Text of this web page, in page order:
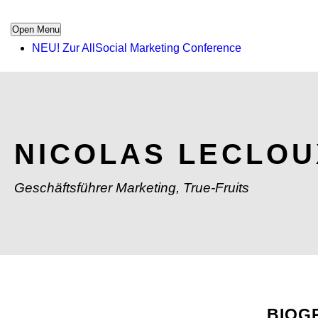
Open Menu
NEU! Zur AllSocial Marketing Conference
NICOLAS
Geschäftsführer Marketing, True-Fruits